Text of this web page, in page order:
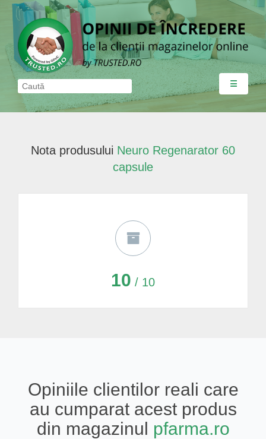
☰
Nota produsului Neuro Regenarator 60
capsule
10 / 10
Opiniile clientilor reali care
au cumparat acest produs
din magazinul pfarma.ro